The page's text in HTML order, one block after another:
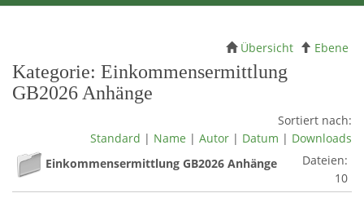
Übersicht Ebene
Kategorie: Einkommensermittlung
GB2026 Anhänge
Sortiert nach:
Standard | Name | Autor | Datum | Downloads
Einkommensermittlung GB2026 Anhänge
Dateien:
10